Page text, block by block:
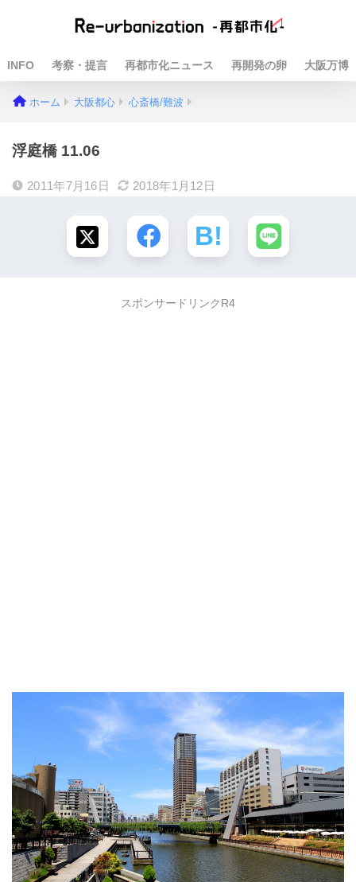
INFO 考察・提言 再都市化ニュース 再開発の卵 大阪万博
ホーム 大阪都心 心斎橋/難波
浮庭橋 11.06
2011年7月16日 2018年1月12日
スポンサードリンクR4